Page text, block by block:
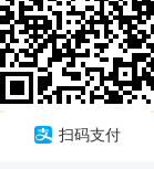
扫码支付